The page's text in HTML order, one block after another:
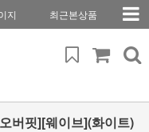
지 최근본상품
버핏][웨이브](화이트)